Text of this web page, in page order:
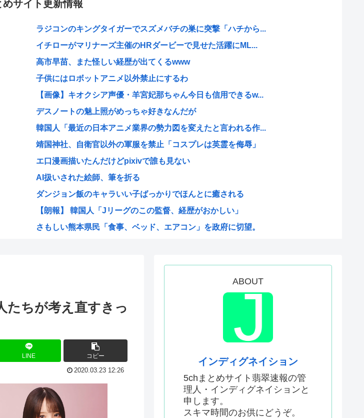
めサイト更新情報
ラジコンのキングタイガーでスズメバチの巣に突撃「ハチから...
イチローがマリナーズ主催のHRダービーで見せた活躍にML...
高市早苗、また怪しい経歴が出てくるwww
子供にはロボットアニメ以外禁止にするわ
【画像】キオクシア声優・羊宮妃那ちゃん今日も信用できるw...
デスノートの魅上照がめっちゃ好きなんだが
韓国人「最近の日本アニメ業界の勢力図を変えたと言われる作...
靖国神社、自衛官以外の軍服を禁止「コスプレは英霊を侮辱」
エ口漫画描いたんだけどpixivで誰も見ない
AI扱いされた絵師、筆を折る
ダンジョン飯のキャラいい子ばっかりでほんとに癒される
【朗報】 韓国人「Jリーグのこの監督、経歴がおかしい」
さもしい熊本県民「食事、ベッド、エアコン」を政府に切望。
【高市】トランプ「イランが核入手したら2分でイタリア滅亡...
ハンターハンター今何やってるかわからないWWW
5年前お前ら「AIイラストすげぇ！これもう人間のイラスト...
韓国人「台風で品不足になった沖縄のスーパーに行ってみたら...
韓国人「『日本ビールは絶対に飲まない！』と大騒ぎしていた...
海外「日本のこの場所は現実とは思えないレベルで美しい…！...
NISAのせいで少子化加速してるけどこれ本当に政策として...
女が100パーセント見てない漫画見つけたわ
たちが考え直すきっ
LINE コピー
2020.03.23 12:26
ABOUT
インディグネイション
5chまとめサイト翡翠速報の管
理人・インディグネイションと
申します。
スキマ時間のお供にどうぞ。